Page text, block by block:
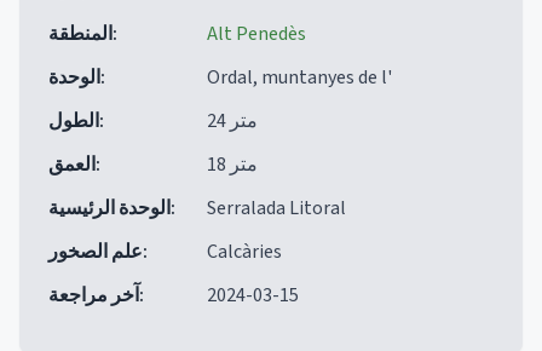
المنطقة:
Alt Penedès
الوحدة:
Ordal, muntanyes de l'
الطول:
24 متر
العمق:
18 متر
الوحدة الرئيسية:
Serralada Litoral
علم الصخور:
Calcàries
آخر مراجعة: 2024-03-15